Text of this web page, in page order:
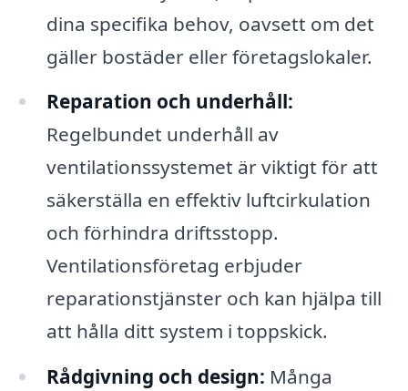
dina specifika behov, oavsett om det
gäller bostäder eller företagslokaler.
Reparation och underhåll:
Regelbundet underhåll av
ventilationssystemet är viktigt för att
säkerställa en effektiv luftcirkulation
och förhindra driftsstopp.
Ventilationsföretag erbjuder
reparationstjänster och kan hjälpa till
att hålla ditt system i toppskick.
Rådgivning och design: Många